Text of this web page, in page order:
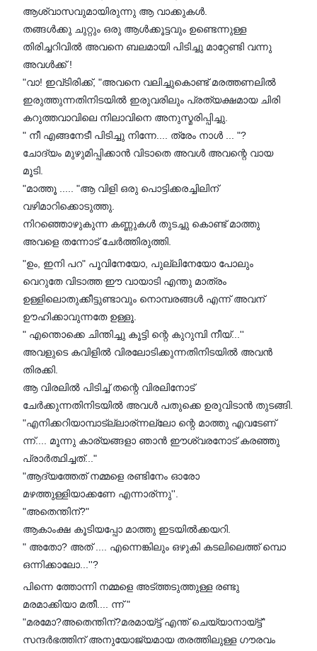
ആശ്വാസവുമായിരുന്നു ആ വാക്കുകൾ.
തങ്ങൾക്കു ചുറ്റും ഒരു ആൾക്കൂട്ടവും ഉണ്ടെന്നുള്ള
തിരിച്ചറിവിൽ അവനെ ബലമായി പിടിച്ചു മാറ്റേണ്ടി വന്നു
അവൾക്ക് !
"വാ! ഇവ്ടിരിക്ക്, "അവനെ വലിച്ചുകൊണ്ട് മരത്തണലിൽ
ഇരുത്തുന്നതിനിടയിൽ ഇരുവരിലും പ്രത്യക്ഷമായ ചിരി
കറുത്തവാവിലെ നിലാവിനെ അനുസ്മരിപ്പിച്ചു.
" നീ എങ്ങനേടീ പിടിച്ചു നിന്നേ.... ത്രേം നാൾ ... "?
ചോദ്യം മുഴുമിപ്പിക്കാൻ വിടാതെ അവൾ അവന്റെ വായ
മൂടി.
"മാത്തൂ ..... "ആ വിളി ഒരു പൊട്ടിക്കരച്ചിലിന്
വഴിമാറിക്കൊടുത്തു.
നിറഞ്ഞൊഴുകുന്ന കണ്ണുകൾ തുടച്ചു കൊണ്ട് മാത്തു
അവളെ തന്നോട് ചേർത്തിരുത്തി.
"ഉം, ഇനി പറ" പൂവിനേയോ, പുല്ലിനേയോ പോലും
വെറുതേ വിടാത്ത ഈ വായാടി എന്തു മാത്രം
ഉള്ളിലൊതുക്കീട്ടുണ്ടാവും നൊമ്പരങ്ങൾ എന്ന് അവന്
ഊഹിക്കാവുന്നതേ ഉള്ളൂ.
" എന്തൊക്കെ ചിന്തിച്ചു കൂട്ടി ന്റെ കുറുമ്പി നീയ്...''
അവളുടെ കവിളിൽ വിരലോടിക്കുന്നതിനിടയിൽ അവൻ
തിരക്കി.
ആ വിരലിൽ പിടിച്ച് തന്റെ വിരലിനോട്
ചേർക്കുന്നതിനിടയിൽ അവൾ പതുക്കെ ഉരുവിടാൻ തുടങ്ങി.
"എനിക്കറിയാമ്പാട്ല്ലാര്ന്നല്ലോ ന്റെ മാത്തു എവടേണ്
ന്ന്.... മൂന്നു കാര്യങ്ങളാ ഞാൻ ഈശ്വരനോട് കരഞ്ഞു
പ്രാർത്ഥിച്ചത്..."
"ആദ്യത്തേത് നമ്മളെ രണ്ടിനേം ഓരോ
മഴത്തുള്ളിയാക്കണേ എന്നാര്ന്നു''.
"അതെന്തിന്?"
ആകാംക്ഷ കൂടിയപ്പോ മാത്തു ഇടയിൽക്കയറി.
" അതോ? അത് .... എന്നെങ്കിലും ഒഴുകി കടലിലെത്ത് മ്പൊ
ഒന്നിക്കാലോ...''?
പിന്നെ ത്തോന്നി നമ്മളെ അട്ത്തടുത്തുള്ള രണ്ടു
മരമാക്കിയാ മതീ.... ന്ന് "
"മരമോ?അതെന്തിന്?മരമായ്ട്ട് എന്ത് ചെയ്യാനായ്ട്ട്"
സന്ദർഭത്തിന് അനുയോജ്യമായ തരത്തിലുള്ള ഗൗരവം